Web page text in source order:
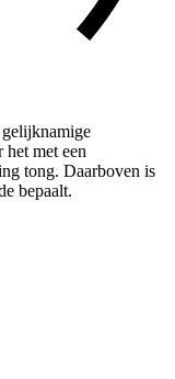
met een
tong. Daarboven is
bepaalt.